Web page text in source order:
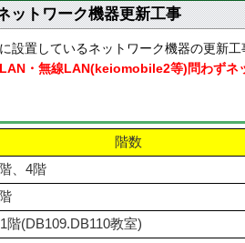
ットワーク機器更新工事
設置しているネットワーク機器の更新工
・無線LAN(keiomobile2等)問わずネ
階数
、4階
階(DB109.DB110教室)